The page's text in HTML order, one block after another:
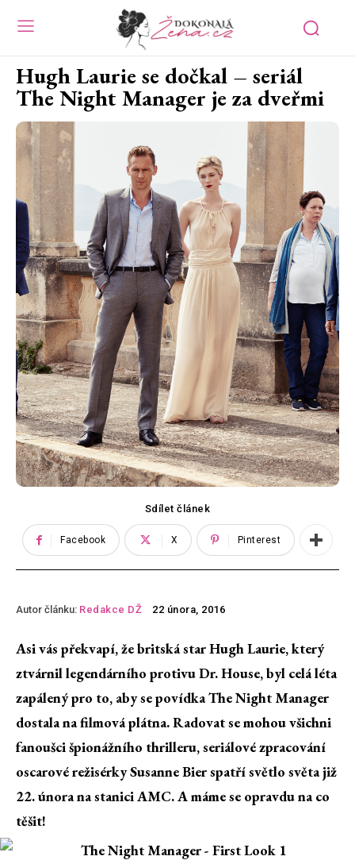
Hugh Laurie se dočkal – seriál
The Night Manager je za dveřmi
Sdílet článek
Facebook X Pinterest
Autor článku: Redakce DŽ 22 února, 2016
Asi vás překvapí, že britská star Hugh Laurie, který
ztvárnil legendárního protivu Dr. House, byl celá léta
zapálený pro to, aby se povídka The Night Manager
dostala na filmová plátna. Radovat se mohou všichni
fanoušci špionážního thrilleru, seriálové zpracování
oscarové režisérky Susanne Bier spatří světlo světa již
22. února na stanici AMC. A máme se opravdu na co
těšit!